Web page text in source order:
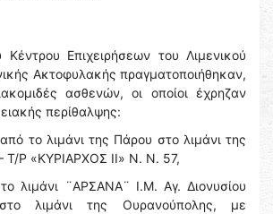
Επιχειρήσεων του Λιμενικού
Ακτοφυλακής πραγματοποιήθηκαν,
ασθενών, οι οποίοι έχρηζαν
περίθαλψης:
το λιμάνι της Πάρου στο λιμάνι της
Τ/Ρ «ΚΥΡΙΑΡΧΟΣ II» Ν. Ν. 57,
λιμάνι ¨ΑΡΣΑΝΑ¨ Ι.Μ. Αγ. Διονυσίου
λιμάνι της Ουρανούπολης, με